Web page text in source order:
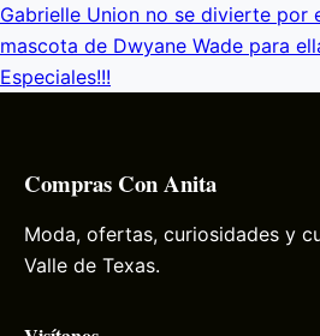
Gabrielle Union no se divierte por
mascota de Dwyane Wade para
Especiales!!!
Compras Con Anita
Moda, ofertas, curiosidades y
Valle de Texas.